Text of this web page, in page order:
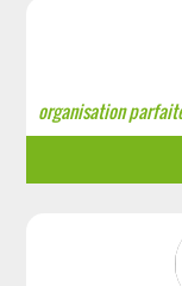
organisation